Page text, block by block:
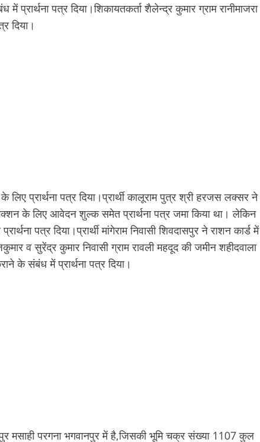
प्रार्थना पत्र दिया।शिकायतकर्ता शैलेन्द्र कुमार ग्राम रानीमाजरा
दिया।
प्रार्थना पत्र दिया।प्रार्थी कालूराम पुत्र श्री हरजस लक्सर ने
के लिए आवेदन शुल्क समेत प्रार्थना पत्र जमा किया था। लेकिन
पत्र दिया।प्रार्थी मांगेराम निवासी शिवदासपुर ने राशन कार्ड में
व सुरेंद्र कुमार निवासी ग्राम रावली महदूद की जमीन शहीदवाला
के संबंध में प्रार्थना पत्र दिया।
मसाही परगना भगवानपुर में है,जिसकी भूमि चक्र संख्या 1107 कुल